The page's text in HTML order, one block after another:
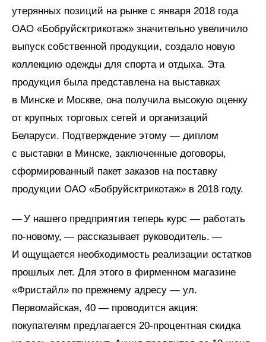
утерянных позиций на рынке с января 2018 года
ОАО «Бобруйсктрикотаж» значительно увеличило
выпуск собственной продукции, создало новую
коллекцию одежды для спорта и отдыха. Эта
продукция была представлена на выставках
в Минске и Москве, она получила высокую оценку
от крупных торговых сетей и организаций
Беларуси. Подтверждение этому — диплом
с выставки в Минске, заключенные договоры,
сформированный пакет заказов на поставку
продукции ОАО «Бобруйсктрикотаж» в 2018 году.
— У нашего предприятия теперь курс — работать
по-новому, — рассказывает руководитель. —
И ощущается необходимость реализации остатков
прошлых лет. Для этого в фирменном магазине
«Фристайл» по прежнему адресу — ул.
Первомайская, 40 — проводится акция:
покупателям предлагается 20‑процентная скидка